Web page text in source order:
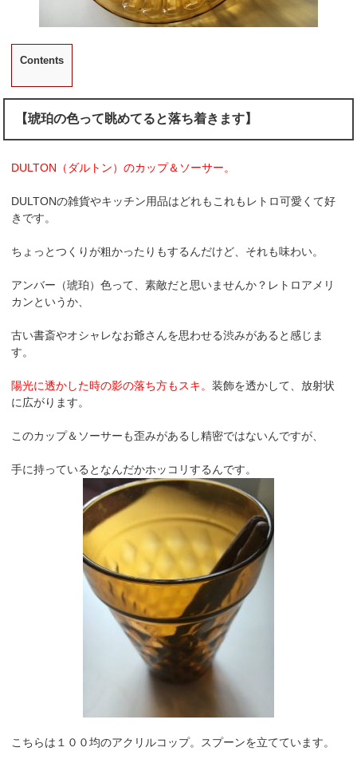
Contents
【琥珀の色って眺めてると落ち着きます】
DULTON（ダルトン）のカップ＆ソーサー。
DULTONの雑貨やキッチン用品はどれもこれもレトロ可愛くて好
きです。
ちょっとつくりが粗かったりもするんだけど、それも味わい。
アンバー（琥珀）色って、素敵だと思いませんか？レトロアメリ
カンというか、
古い書斎やオシャレなお爺さんを思わせる渋みがあると感じま
す。
陽光に透かした時の影の落ち方もスキ。装飾を透かして、放射状
に広がります。
このカップ＆ソーサーも歪みがあるし精密ではないんですが、
手に持っているとなんだかホッコリするんです。
こちらは１００均のアクリルコップ。スプーンを立てています。